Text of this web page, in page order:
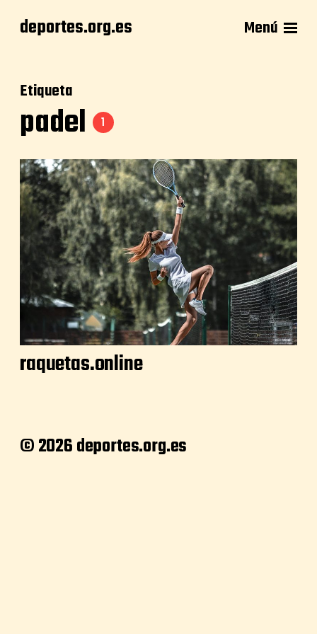
deportes.org.es Menú
Etiqueta
padel 1
raquetas.online
© 2026 deportes.org.es